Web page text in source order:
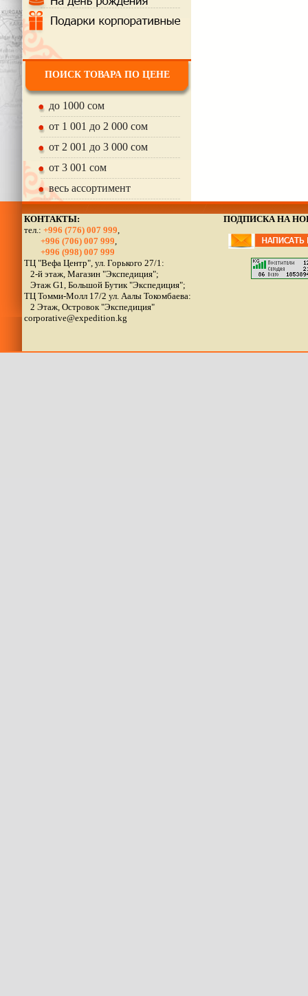
ПОИСК ТОВАРА ПО ЦЕНЕ
до 1000 сом
от 1 001 до 2 000 сом
от 2 001 до 3 000 сом
от 3 001 сом
весь ассортимент
КОНТАКТЫ:
тел.: +996 (776) 007 999,
+996 (706) 007 999,
+996 (998) 007 999
ТЦ "Вефа Центр", ул. Горького 27/1:
2-й этаж, Магазин "Экспедиция";
Этаж G1, Большой Бутик "Экспедиция";
ТЦ Томми-Молл 17/2 ул. Аалы Токомбаева:
2 Этаж, Островок "Экспедиция"
corporative@expedition.kg
ПОДПИСКА НА